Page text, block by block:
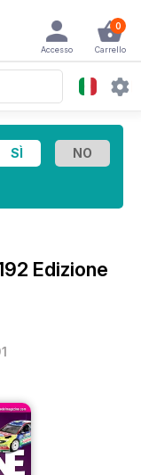
0
Carrello
Accesso
Edizione